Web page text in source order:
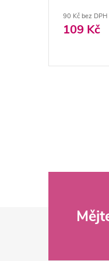
90 Kč bez DPH
109 Kč